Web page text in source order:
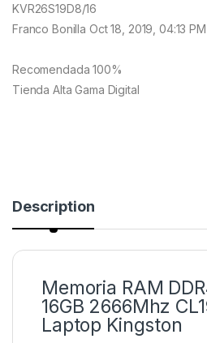
KVR26S19D8/16
Franco Bonilla Oct 18, 2019, 04:13 PM
Recomendada 100%
Tienda Alta Gama Digital
Description
Memoria RAM
16GB 2666Mhz
Laptop Kingston